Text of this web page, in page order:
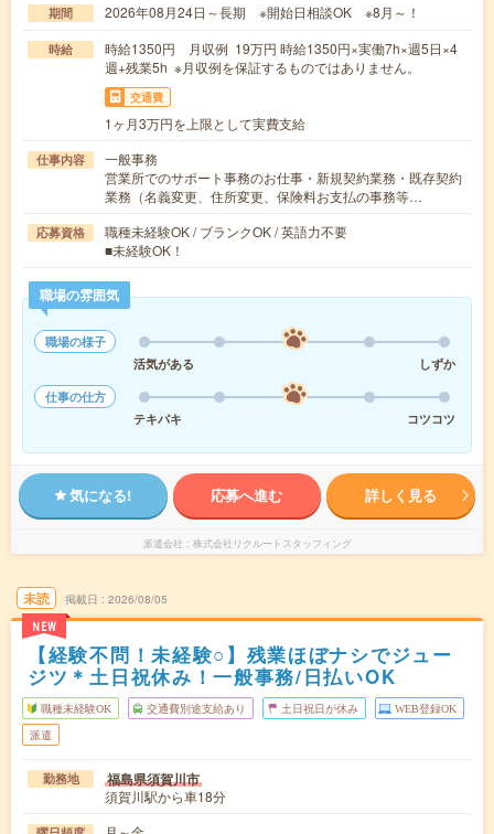
期間 2026年08月24日～長期 ※開始日相談OK ※8月～！
時給
時給1350円 月収例 19万円 時給1350円×実働7h×週5日×4
週+残業5h ※月収例を保証するものではありません。
交通費
1ヶ月3万円を上限として実費支給
仕事内容
一般事務
営業所でのサポート事務のお仕事・新規契約業務・既存契約
業務（名義変更、住所変更、保険料お支払の事務等…
応募資格
職種未経験OK / ブランクOK / 英語力不要
■未経験OK！
職場の雰囲気
職場の様子
活気がある
しずか
仕事の仕方
テキパキ
コツコツ
気になる! 応募へ進む 詳しく見る
派遣会社 株式会社リクルートスタッフィング
未読
NEW
掲載日 2026/08/05
【経験不問！未経験○】残業ほぼナシでジュー
ジツ＊土日祝休み！一般事務/日払いOK
職種未経験OK 交通費別途支給あり 土日祝日が休み WEB登録OK
派遣
勤務地 福島県須賀川市
須賀川駅から車18分